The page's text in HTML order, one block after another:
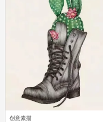
创意素描